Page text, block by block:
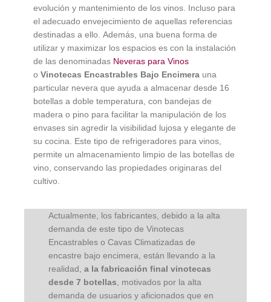
evolución y mantenimiento de los vinos. Incluso para
el adecuado envejecimiento de aquellas referencias
destinadas a ello. Además, una buena forma de
utilizar y maximizar los espacios es con la instalación
de las denominadas Neveras para Vinos
o Vinotecas Encastrables Bajo Encimera una
particular nevera que ayuda a almacenar desde 16
botellas a doble temperatura, con bandejas de
madera o pino para facilitar la manipulación de los
envases sin agredir la visibilidad lujosa y elegante de
su cocina. Este tipo de refrigeradores para vinos,
permite un almacenamiento limpio de las botellas de
vino, conservando las propiedades originaras del
cultivo.
Actualmente, los fabricantes, debido a la alta
demanda de este tipo de Vinotecas
Encastrables o Cavas Climatizadas de
encastre bajo encimera, están llevando a la
realidad, a la fabricación final vinotecas
desde 7 botellas , motivados por la alta
demanda de usuarios y aficionados que en